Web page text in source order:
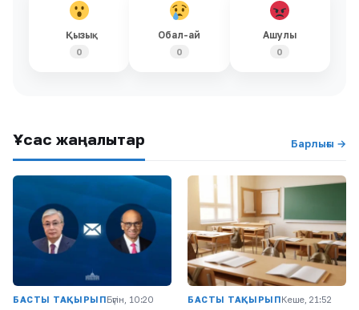
Қызық
0
Обал-ай
0
Ашулы
0
Ұқсас жаңалықтар Барлығы →
БАСТЫ ТАҚЫРЫПБүгін, 10:20 БАСТЫ ТАҚЫРЫПКеше, 21:52